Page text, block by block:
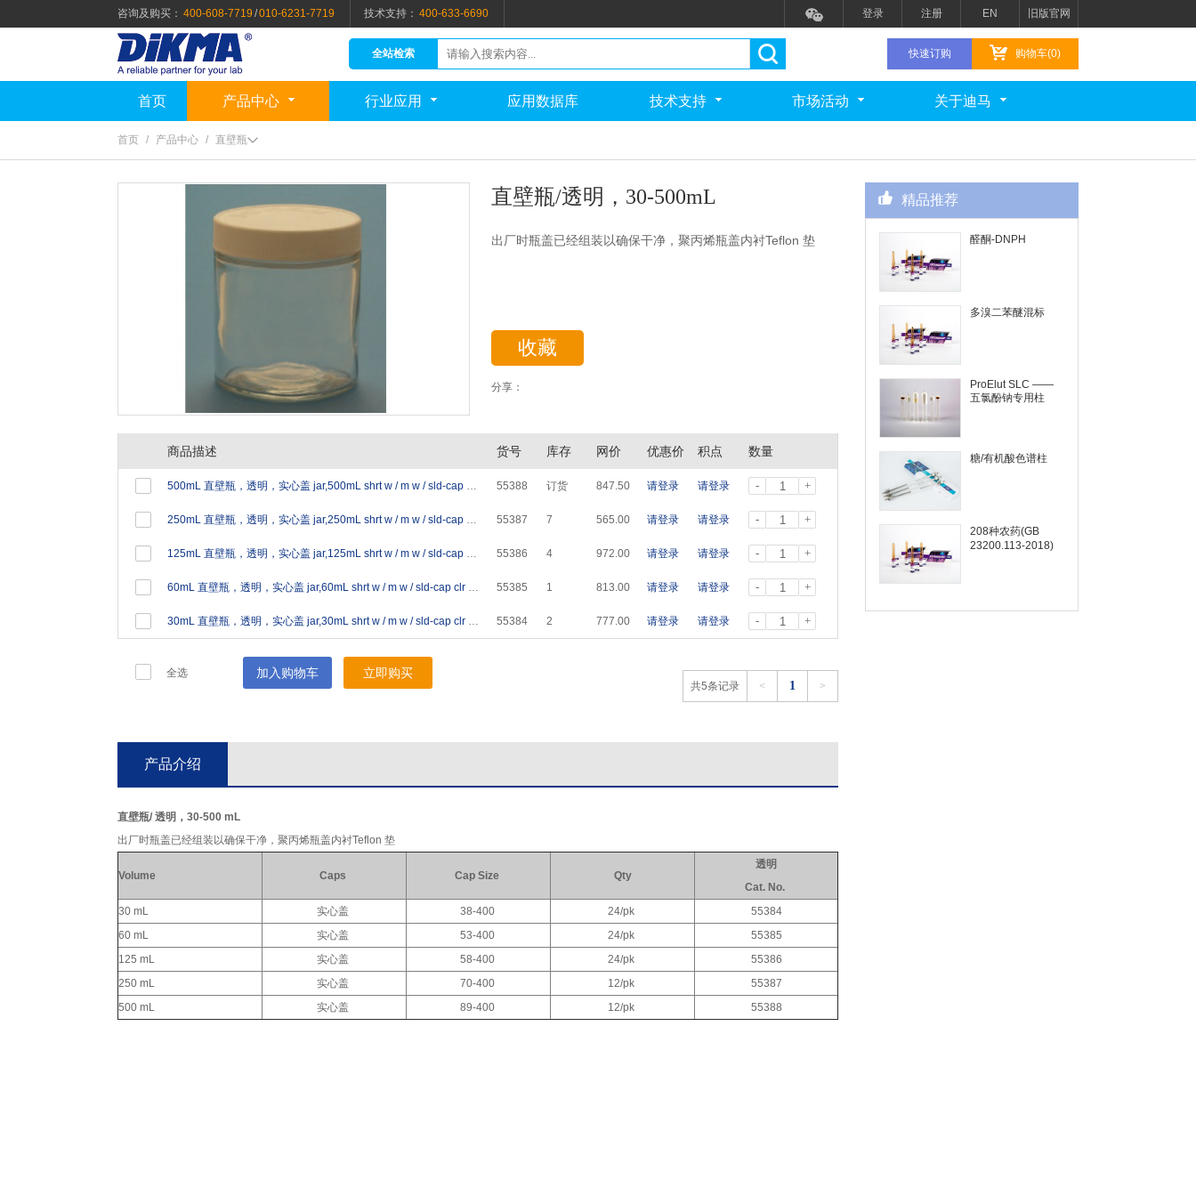
咨询及购买： 400-608-7719 /010-6231-7719 技术支持： 400-633-6690 旧版官网
EN
注册
登录
全站检索 快速订购 购物车(0)
首页 产品中心 行业应用 应用数据库 技术支持 市场活动 关于迪马
首页 / 产品中心 / 直壁瓶
直壁瓶/透明，30-500mL
出厂时瓶盖已经组装以确保干净，聚丙烯瓶盖内衬Teflon 垫
收藏
分享：
商品描述 货号 库存 网价 优惠价 积点 数量
500mL 直壁瓶，透明，实心盖 jar,500mL shrt w / m w / sld-cap clr GL 12/pk 55388 订货 847.50 请登录 请登录 - +
250mL 直壁瓶，透明，实心盖 jar,250mL shrt w / m w / sld-cap clr GL 12/pk 55387 7 565.00 请登录 请登录 - +
125mL 直壁瓶，透明，实心盖 jar,125mL shrt w / m w / sld-cap clr GL 24/pk 55386 4 972.00 请登录 请登录 - +
60mL 直壁瓶，透明，实心盖 jar,60mL shrt w / m w / sld-cap clr GL 24/pk 55385 1 813.00 请登录 请登录 - +
30mL 直壁瓶，透明，实心盖 jar,30mL shrt w / m w / sld-cap clr GL 24/pk 55384 2 777.00 请登录 请登录 - +
全选 加入购物车 立即购买
共5条记录 < 1 >
产品介绍
直壁瓶/ 透明，30-500 mL
出厂时瓶盖已经组装以确保干净，聚丙烯瓶盖内衬Teflon 垫
Volume Caps Cap Size Qty
透明
Cat. No.
30 mL
实心盖 38-400 24/pk
55384
60 mL
实心盖 53-400 24/pk
55385
125 mL
实心盖 58-400 24/pk
55386
250 mL
实心盖 70-400 12/pk
55387
500 mL
实心盖 89-400 12/pk 55388
精品推荐
醛酮-DNPH
多溴二苯醚混标
ProElut SLC ——
五氯酚钠专用柱
糖/有机酸色谱柱
208种农药(GB
23200.113-2018)